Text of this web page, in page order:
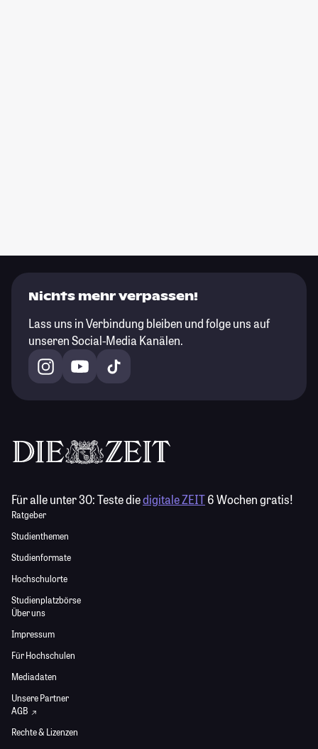
Nichts mehr verpassen!
Lass uns in Verbindung bleiben und folge uns auf
unseren Social-Media Kanälen.
Für alle unter 30:Teste diedigitale ZEIT6 Wochen gratis!
Ratgeber
Studienthemen
Studienformate
Hochschulorte
Studienplatzbörse
Über uns
Impressum
Für Hochschulen
Mediadaten
Unsere Partner
AGB
Rechte & Lizenzen